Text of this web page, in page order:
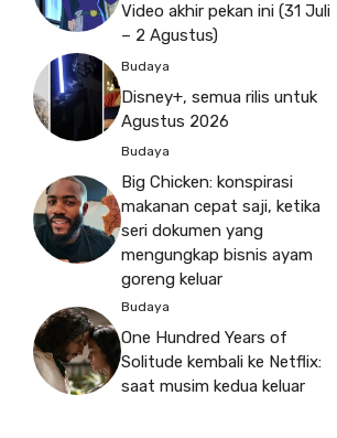
Video akhir pekan ini (31 Juli
– 2 Agustus)
Budaya
Disney+, semua rilis untuk
Agustus 2026
Budaya
Big Chicken: konspirasi
makanan cepat saji, ketika
seri dokumen yang
mengungkap bisnis ayam
goreng keluar
Budaya
One Hundred Years of
Solitude kembali ke Netflix:
saat musim kedua keluar